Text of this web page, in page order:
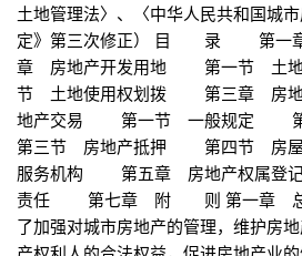
土地管理法〉、〈中华人民共和国城
定》第三次修正） 目 录
章 房地产开发用地 第一节 土
节 土地使用权划拨 第三章 房
地产交易 第一节 一般规定
第三节 房地产抵押 第四节 房
服务机构 第五章 房地产权属
责任 第七章 附 则 第一
了加强对城市房地产的管理，维护房